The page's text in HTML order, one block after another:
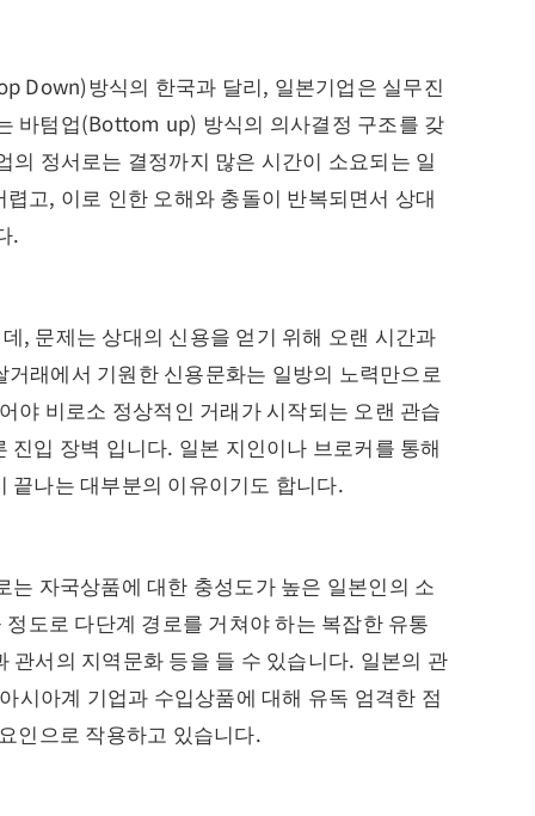
Down)방식의 한국과 달리, 일본기업은 실무진
바텀업(Bottom up) 방식의 의사결정 구조를 갖
정서로는 결정까지 많은 시간이 소요되는 일
고, 이로 인한 오해와 충돌이 반복되면서 상대
.
, 문제는 상대의 신용을 얻기 위해 오랜 시간과
래에서 기원한 신용문화는 일방의 노력만으로
야 비로소 정상적인 거래가 시작되는 오랜 관습
입 장벽 입니다. 일본 지인이나 브로커를 통해
끝나는 대부분의 이유이기도 합니다.
자국상품에 대한 충성도가 높은 일본인의 소
도로 다단계 경로를 거쳐야 하는 복잡한 유통
서의 지역문화 등을 들 수 있습니다. 일본의 관
시아계 기업과 수입상품에 대해 유독 엄격한 점
인으로 작용하고 있습니다.